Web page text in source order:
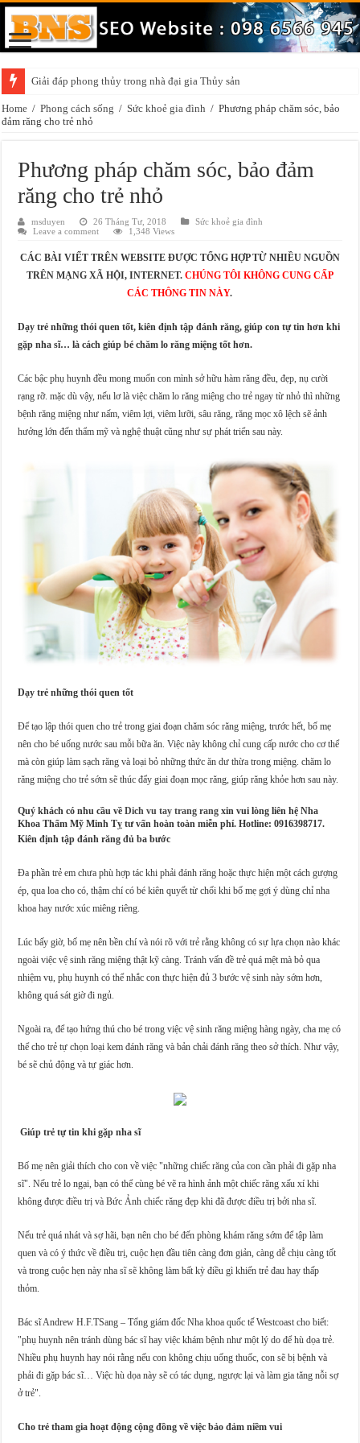
Giải đáp phong thủy trong nhà đại gia Thủy sản
Home / Phong cách sống / Sức khoẻ gia đình / Phương pháp chăm sóc, bảo
đảm răng cho trẻ nhỏ
Phương pháp chăm sóc, bảo đảm
răng cho trẻ nhỏ
msduyen 26 Tháng Tư, 2018
Sức khoẻ gia đình
Leave a comment
1,348 Views
CÁC BÀI VIẾT TRÊN WEBSITE ĐƯỢC TỔNG HỢP TỪ NHIỀU NGUỒN
TRÊN MẠNG XÃ HỘI, INTERNET. CHÚNG TÔI KHÔNG CUNG CẤP
CÁC THÔNG TIN NÀY.
Dạy trẻ những thói quen tốt, kiên định tập đánh răng, giúp con tự tin hơn khi
gặp nha sĩ… là cách giúp bé chăm lo răng miệng tốt hơn.
Các bậc phụ huynh đều mong muốn con mình sở hữu hàm răng đều, đẹp, nụ cười
rạng rỡ. mặc dù vậy, nếu lơ là việc chăm lo răng miệng cho trẻ ngay từ nhỏ thì những
bệnh răng miệng như nấm, viêm lợi, viêm lưỡi, sâu răng, răng mọc xô lệch sẽ ảnh
hưởng lớn đến thẩm mỹ và nghệ thuật cũng như sự phát triển sau này.
Dạy trẻ những thói quen tốt
Để tạo lập thói quen cho trẻ trong giai đoạn chăm sóc răng miệng, trước hết, bố mẹ
nên cho bé uống nước sau mỗi bữa ăn. Việc này không chỉ cung cấp nước cho cơ thể
mà còn giúp làm sạch răng và loại bỏ những thức ăn dư thừa trong miệng. chăm lo
răng miệng cho trẻ sớm sẽ thúc đẩy giai đoạn mọc răng, giúp răng khỏe hơn sau này.
Quý khách có nhu cầu về Dich vu tay trang rang xin vui lòng liên hệ Nha
Khoa Thẩm Mỹ Minh Tỵ tư vấn hoàn toàn miễn phí. Hotline: 0916398717.
Kiên định tập đánh răng đủ ba bước
Đa phần trẻ em chưa phù hợp tác khi phải đánh răng hoặc thực hiện một cách gượng
ép, qua loa cho có, thậm chí có bé kiên quyết từ chối khi bố mẹ gợi ý dùng chỉ nha
khoa hay nước xúc miêng riêng.
Lúc bấy giờ, bố mẹ nên bền chí và nói rõ với trẻ rằng không có sự lựa chọn nào khác
ngoài việc vệ sinh răng miệng thật kỹ càng. Tránh vấn đề trẻ quá mệt mà bỏ qua
nhiệm vụ, phụ huynh có thể nhắc con thực hiện đủ 3 bước vệ sinh này sớm hơn,
không quá sát giờ đi ngủ.
Ngoài ra, để tạo hứng thú cho bé trong việc vệ sinh răng miệng hàng ngày, cha mẹ có
thể cho trẻ tự chọn loại kem đánh răng và bản chải đánh răng theo sở thích. Như vậy,
bé sẽ chủ động và tự giác hơn.
Giúp trẻ tự tin khi gặp nha sĩ
Bố mẹ nên giải thích cho con về việc "những chiếc răng của con cần phải đi gặp nha
sĩ". Nếu trẻ lo ngại, bạn có thể cùng bé vẽ ra hình ảnh một chiếc răng xấu xí khi
không được điều trị và Bức Ảnh chiếc răng đẹp khi đã được điều trị bởi nha sĩ.
Nếu trẻ quá nhát và sợ hãi, bạn nên cho bé đến phòng khám răng sớm để tập làm
quen và có ý thức về điều trị, cuộc hẹn đầu tiên càng đơn giản, càng dễ chịu càng tốt
và trong cuộc hẹn này nha sĩ sẽ không làm bất kỳ điều gì khiến trẻ đau hay thấp
thỏm.
Bác sĩ Andrew H.F.TSang – Tổng giám đốc Nha khoa quốc tế Westcoast cho biết:
"phụ huynh nên tránh dùng bác sĩ hay việc khám bệnh như một lý do để hù dọa trẻ.
Nhiều phụ huynh hay nói rằng nếu con không chịu uống thuốc, con sẽ bị bệnh và
phải đi gặp bác sĩ… Việc hù dọa này sẽ có tác dụng, ngược lại và làm gia tăng nỗi sợ
ở trẻ".
Cho trẻ tham gia hoạt động cộng đồng về việc bảo đảm niềm vui